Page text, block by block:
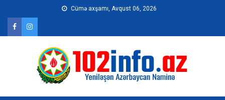
content
Cümə axşamı, Avqust 06, 2026